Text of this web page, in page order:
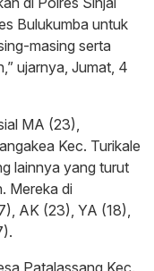
Bulukumba untuk
masing serta
ujarnya, Jumat, 4
MA (23),
Kec. Turikale
lainnya yang turut
Mereka di
AK (23), YA (18),